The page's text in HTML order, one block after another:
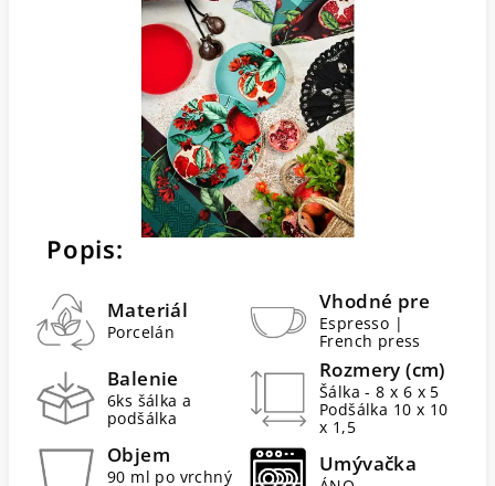
Popis:
Materiál
Porcelán
Vhodné pre
Espresso |
French press
Balenie
6ks šálka a
podšálka
Rozmery (cm)
Šálka - 8 x 6 x 5
Podšálka 10 x 10
x 1,5
Objem
90 ml po vrchný
Umývačka